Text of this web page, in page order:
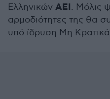
Ελληνικών ΑΕΙ. Μόλις
αρμοδιότητες της θα
υπό ίδρυση Μη